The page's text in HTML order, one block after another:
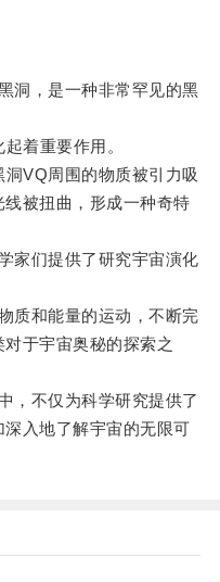
，是一种非常罕见的黑
着重要作用。
VQ周围的物质被引力吸
被扭曲，形成一种奇特
们提供了研究宇宙演化
和能量的运动，不断完
于宇宙奥秘的探索之
不仅为科学研究提供了
入地了解宇宙的无限可